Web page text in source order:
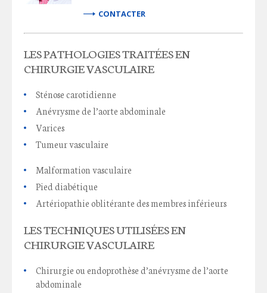
CONTACTER
LES PATHOLOGIES TRAITÉES EN
CHIRURGIE VASCULAIRE
Sténose carotidienne
Anévrysme de l’aorte abdominale
Varices
Tumeur vasculaire
Malformation vasculaire
Pied diabétique
Artériopathie oblitérante des membres inférieurs
LES TECHNIQUES UTILISÉES EN
CHIRURGIE VASCULAIRE
Chirurgie ou endoprothèse d’anévrysme de l’aorte
abdominale